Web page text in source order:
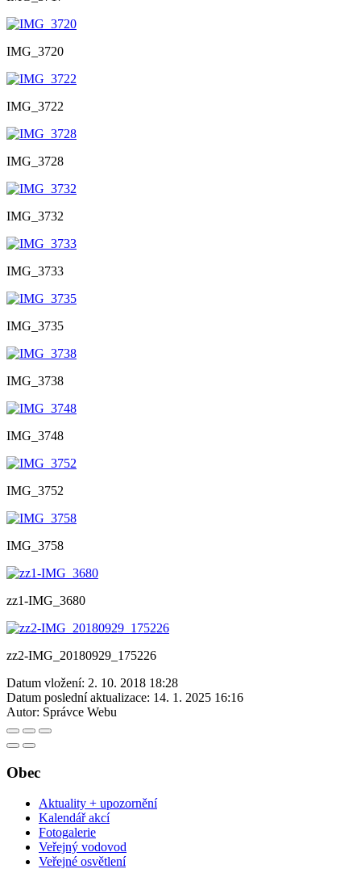
IMG_3720
IMG_3722
IMG_3728
IMG_3732
IMG_3733
IMG_3735
IMG_3738
IMG_3748
IMG_3752
IMG_3758
zz1-IMG_3680
zz2-IMG_20180929_175226
Datum vložení: 2. 10. 2018 18:28
Datum poslední aktualizace: 14. 1. 2025 16:16
Autor: Správce Webu
Obec
Aktuality + upozornění
Kalendář akcí
Fotogalerie
Veřejný vodovod
Veřejné osvětlení